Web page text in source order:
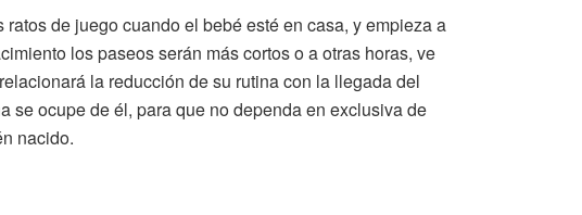
de juego cuando el bebé esté en casa, y empieza a
los paseos serán más cortos o a otras horas, ve
la reducción de su rutina con la llegada del
se ocupe de él, para que no dependa en exclusiva de
nacido.